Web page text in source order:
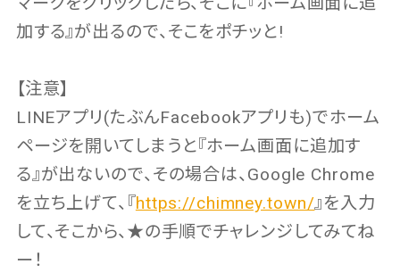
加する』が出るので、そこをポチッと!
【注意】
LINEアプリ(たぶんFacebookアプリも)でホーム
ページを開いてしまうと『ホーム画面に追加す
る』が出ないので、その場合は、Google Chrome
を立ち上げて、『https://chimney.town/』を入力
して、そこから、★の手順でチャレンジしてみてね
ー！